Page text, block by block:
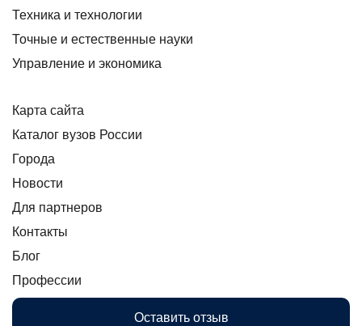
Техника и технологии
Точные и естественные науки
Управление и экономика
Карта сайта
Каталог вузов России
Города
Новости
Для партнеров
Контакты
Блог
Профессии
Оставить отзыв